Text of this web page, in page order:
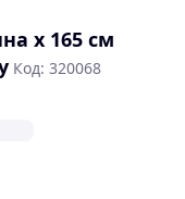
х 165 см
Код: 320068